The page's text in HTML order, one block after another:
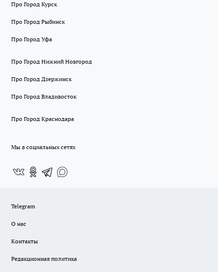
Про Город Курск
Про Город Рыбинск
Про Город Уфа
Про Город Нижний Новгород
Про Город Дзержинск
Про Город Владивосток
Про Город Краснодара
Мы в социальных сетях
Telegram
О нас
Контакты
Редакционная политика